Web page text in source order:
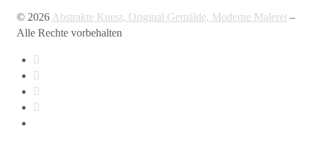
© 2026 Abstrakte Kunst, Original Gemälde, Moderne Malerei –
Alle Rechte vorbehalten